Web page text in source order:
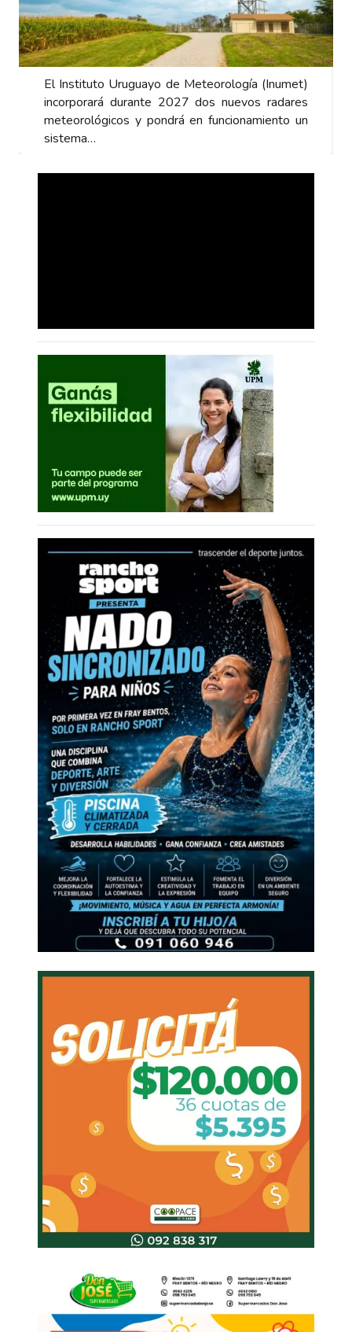
El Instituto Uruguayo de Meteorología (Inumet)
incorporará durante 2027 dos nuevos radares
meteorológicos y pondrá en funcionamiento un
sistema…